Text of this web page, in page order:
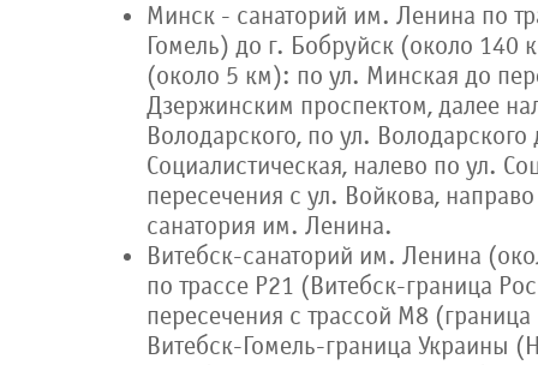
Минск - санаторий им. Ленина по
Гомель) до г. Бобруйск (около 140
(около 5 км): по ул. Минская до
Дзержинским проспектом, далее
Володарского, по ул.
Социалистическая, налево по ул.
пересечения с ул. Войкова,
санатория им. Ленина.
Витебск-санаторий им. Ленина
по трассе Р21 (Витебск-граница
пересечения с трассой М8
Витебск-Гомель-граница Украины